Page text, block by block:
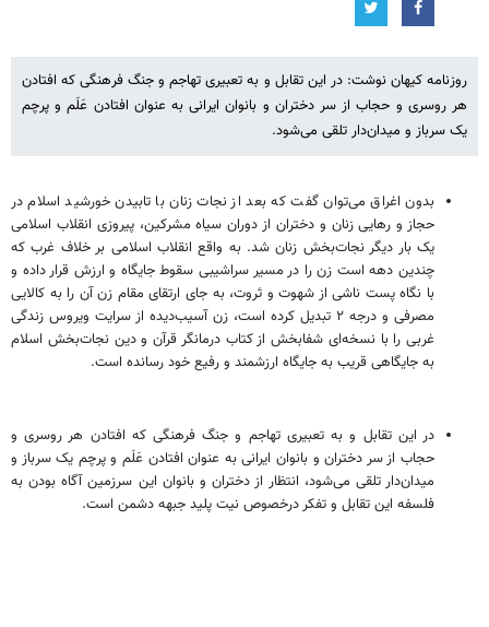
روزنامه کیهان نوشت: در این تقابل و به تعبیری تهاجم و جنگ فرهنگی که افتادن
هر روسری و حجاب از سر دختران و بانوان ایرانی به عنوان افتادن عَلَم و پرچم
یک سرباز و میدان‌دار تلقی می‌شود.
بدون اغراق می‌توان گفت که بعد از نجات زنان با تابیدن خورشید اسلام در
حجاز و رهایی زنان و دختران از دوران سیاه مشرکین، پیروزی انقلاب اسلامی
یک بار دیگر نجات‌بخش زنان شد. به واقع انقلاب اسلامی بر خلاف غرب که
چندین دهه است زن را در مسیر سراشیبی سقوط جایگاه و ارزش قرار داده و
با نگاه پست ناشی از شهوت و ثروت، به جای ارتقای مقام زن آن را به کالایی
مصرفی و درجه ۲ تبدیل کرده است، زن آسیب‌دیده از سرایت ویروس زندگی
غربی را با نسخه‌ای شفابخش از کتاب درمانگر قرآن و دین نجات‌بخش اسلام
به جایگاهی قریب به جایگاه ارزشمند و رفیع خود رسانده است.
در این تقابل و به تعبیری تهاجم و جنگ فرهنگی که افتادن هر روسری و
حجاب از سر دختران و بانوان ایرانی به عنوان افتادن عَلَم و پرچم یک سرباز و
میدان‌دار تلقی می‌شود، انتظار از دختران و بانوان این سرزمین آگاه بودن به
فلسفه این تقابل و تفکر درخصوص نیت پلید جبهه دشمن است.